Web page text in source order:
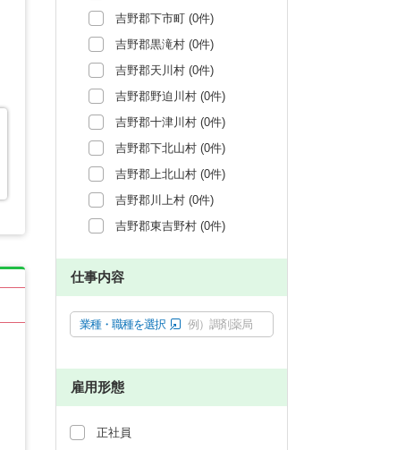
吉野郡下市町 (0件)
吉野郡黒滝村 (0件)
吉野郡天川村 (0件)
吉野郡野迫川村 (0件)
吉野郡十津川村 (0件)
吉野郡下北山村 (0件)
吉野郡上北山村 (0件)
吉野郡川上村 (0件)
吉野郡東吉野村 (0件)
仕事内容
業種・職種を選択 例）調剤薬局
雇用形態
正社員